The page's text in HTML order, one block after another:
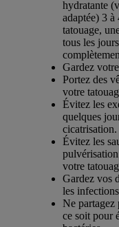
hydratante
adaptée) 3
tatouage,
tous les
Gardez
Portez des
votre
Évitez les
quelques
cicatrisation.
Évitez les
votre
Gardez vos
les
Ne partagez
ce soit pour